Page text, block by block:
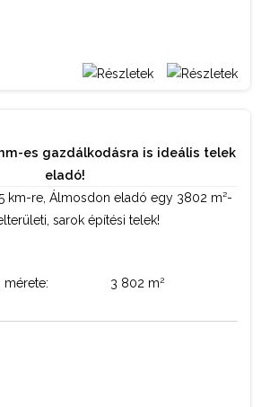
BŐVEBBEN
es gazdálkodásra is ideális telek
eladó!
km-re, Álmosdon eladó egy 3802 m²-
sarok építési telek!
mérete: 3 802 m2
Tipus:
Kapcsolattartó:
70 884 49 44